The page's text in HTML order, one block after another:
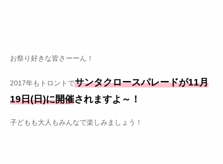
お祭り好きな皆さーーん！
2017年もトロントでサンタクロースパレードが11月
19日(日)に開催されますよ～！
子どもも大人もみんなで楽しみましょう！